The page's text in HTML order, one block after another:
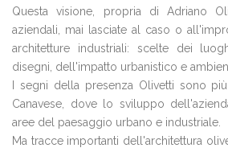
Questa visione, propria di Adriano
aziendali, mai lasciate al caso o
architetture industriali: scelte dei
disegni, dell'impatto urbanistico e
I segni della presenza Olivetti sono
Canavese, dove lo sviluppo
aree del paesaggio urbano e industriale.
Ma tracce importanti dell'architettura